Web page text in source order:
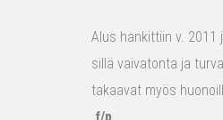
Alus hankittiin v.
sillä vaivatonta ja
takaavat myös